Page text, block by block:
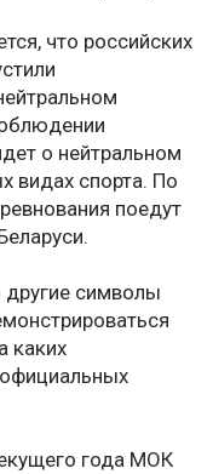
что российских
о нейтральном
видах спорта. По
поедут
другие символы
каких
года МОК